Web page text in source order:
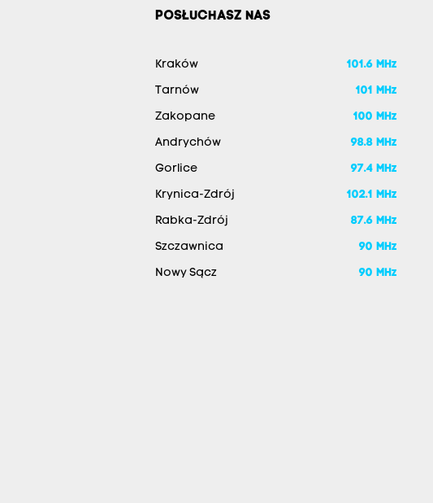
POSŁUCHASZ NAS
Kraków 101.6 MHz
Tarnów 101 MHz
Zakopane 100 MHz
Andrychów 98.8 MHz
Gorlice 97.4 MHz
Krynica-Zdrój 102.1 MHz
Rabka-Zdrój 87.6 MHz
Szczawnica 90 MHz
Nowy Sącz 90 MHz